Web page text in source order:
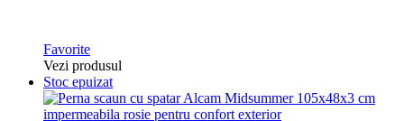
Favorite
Vezi produsul
Stoc epuizat